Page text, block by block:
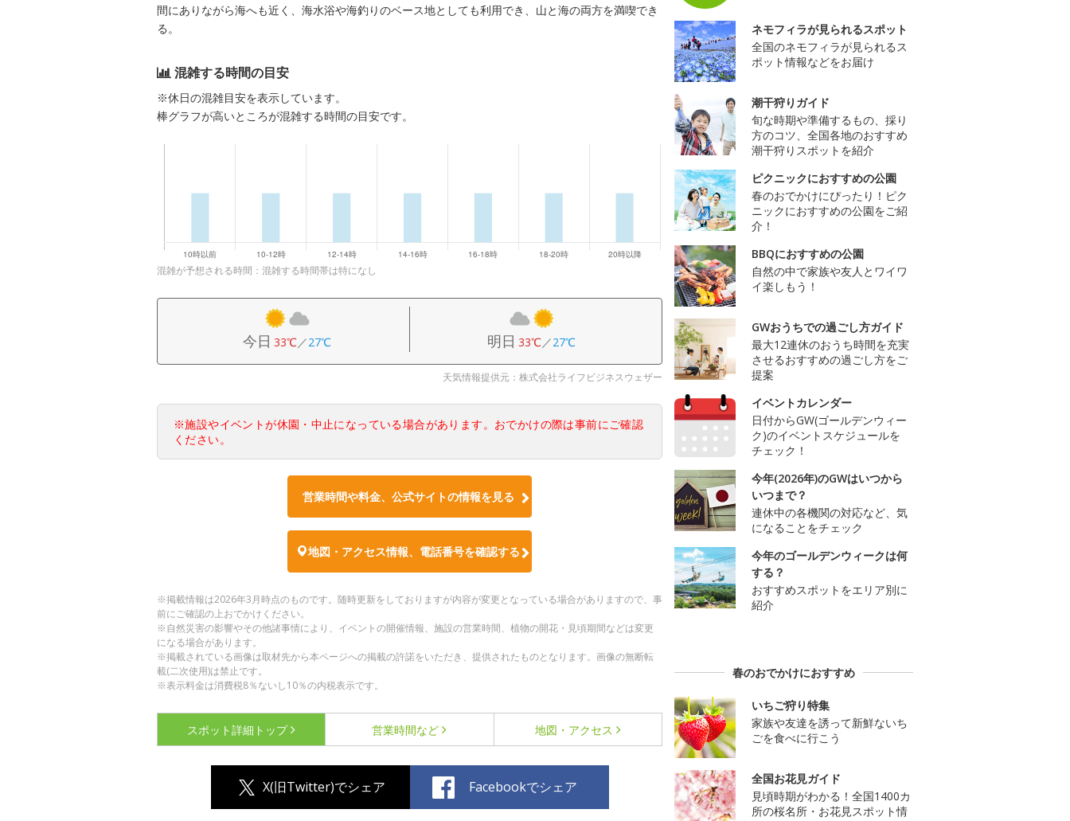
間にありながら海へも近く、海水浴や海釣りのベース地としても利用でき、山と海の両方を満喫でき
る。
混雑する時間の目安
※休日の混雑目安を表示しています。
棒グラフが高いところが混雑する時間の目安です。
混雑が予想される時間：混雑する時間帯は特になし
今日 33℃／27℃ 明日 33℃／27℃
天気情報提供元：株式会社ライフビジネスウェザー
※施設やイベントが休園・中止になっている場合があります。おでかけの際は事前にご確認
ください。
営業時間や料金、公式サイトの情報を見る
地図・アクセス情報、電話番号を確認する
※掲載情報は2026年3月時点のものです。随時更新をしておりますが内容が変更となっている場合がありますので、事
前にご確認の上おでかけください。
※自然災害の影響やその他諸事情により、イベントの開催情報、施設の営業時間、植物の開花・見頃期間などは変更
になる場合があります。
※掲載されている画像は取材先から本ページへの掲載の許諾をいただき、提供されたものとなります。画像の無断転
載(二次使用)は禁止です。
※表示料金は消費税8％ないし10％の内税表示です。
スポット詳細 トップ 営業時間など 地図・アクセス
X(旧Twitter)でシェア Facebookでシェア
ネモフィラが見られるスポット
全国のネモフィラが見られるス
ポット情報などをお届け
潮干狩りガイド
旬な時期や準備するもの、採り
方のコツ、全国各地のおすすめ
潮干狩りスポットを紹介
ピクニックにおすすめの公園
春のおでかけにぴったり！ピク
ニックにおすすめの公園をご紹
介！
BBQにおすすめの公園
自然の中で家族や友人とワイワ
イ楽しもう！
GWおうちでの過ごし方ガイド
最大12連休のおうち時間を充実
させるおすすめの過ごし方をご
提案
イベントカレンダー
日付からGW(ゴールデンウィー
ク)のイベントスケジュールを
チェック！
今年(2026年)のGWはいつから
いつまで？
連休中の各機関の対応など、気
になることをチェック
今年のゴールデンウィークは何
する？
おすすめスポットをエリア別に
紹介
春のおでかけにおすすめ
いちご狩り特集
家族や友達を誘って新鮮ないち
ごを食べに行こう
全国お花見ガイド
見頃時期がわかる！全国1400カ
所の桜名所・お花見スポット情